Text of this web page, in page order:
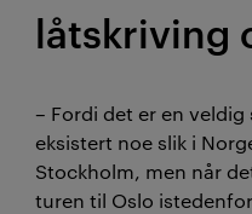
låtskriving
– Fordi det er en
eksistert noe slik i
Stockholm, men når
turen til Oslo